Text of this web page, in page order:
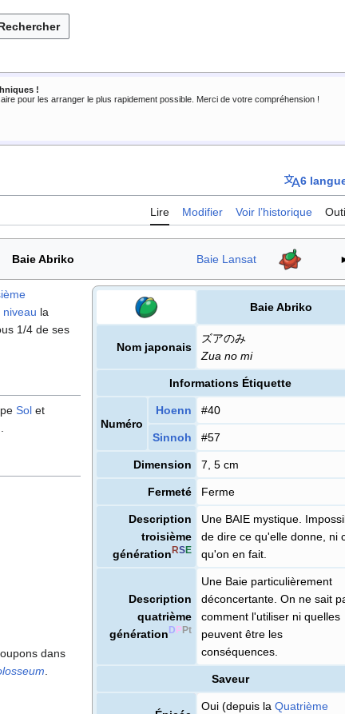
!
pour les arranger le plus rapidement possible. Merci de votre compréhension !
6
Lire Modifier Voir l’historique
Baie Abriko Baie Lansat
Baie Abriko
Nom japonais
ズアのみ
Zua no mi
Informations Étiquette
Numéro
Hoenn #40
Sinnoh #57
Dimension 7, 5 cm
Fermeté Ferme
Description
troisième
génération RSE
Une BAIE mystique.
de dire ce qu'elle donne, ni
qu'on en fait.
Description
quatrième
génération D PPt
Une Baie particulièrement
déconcertante. On ne sait
comment l'utiliser ni quelles
peuvent être les
conséquences.
Saveur
Oui (depuis la Quatrième
niveau la
1/4 de ses
Sol et
dans